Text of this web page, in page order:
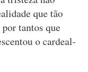
que tão
tantos que
o cardeal-